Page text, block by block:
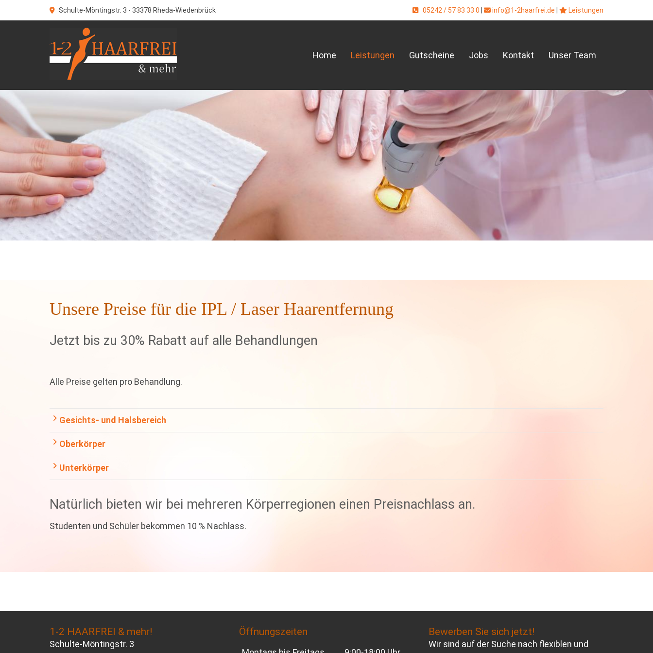
Schulte-Möntingstr. 3 - 33378 Rheda-Wiedenbrück 05242 / 57 83 33 0 info@1-2haarfrei.de Leistungen
Home Leistungen Gutscheine Jobs Kontakt Unser Team
Unsere Preise für die IPL / Laser Haarentfernung
Jetzt bis zu 30% Rabatt auf alle Behandlungen
Alle Preise gelten pro Behandlung.
Gesichts- und Halsbereich
Oberkörper
Unterkörper
Natürlich bieten wir bei mehreren Körperregionen einen Preisnachlass an.
Studenten und Schüler bekommen 10 % Nachlass.
1-2 HAARFREI & mehr!
Schulte-Möntingstr. 3
Öffnungszeiten Bewerben Sie sich jetzt!
Wir sind auf der Suche nach flexiblen und